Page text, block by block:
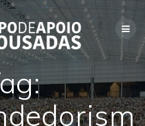
Skip
to
content